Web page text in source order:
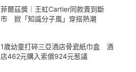
菲爾茲獎｜王虹Cartier同款賣到斷
市 掀「知識分子風」穿搭熱潮
1歲幼童打碎三亞酒店骨瓷紙巾盒 酒
店462元購入索償924元惹議